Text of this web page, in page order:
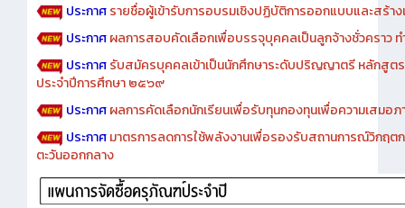
ประกาศผลการสอบคัดเลือกเพื่อบรรจุบุคคลเป็นลูกจ้างชั่วคราว ท
ประกาศรับสมัครบุคคลเข้าเป็นนักศึกษาระดับปริญญาตรี หลักสูต
ประจำปีการศึกษา ๒๕๖๙
ประกาศผลการคัดเลือกนักเรียนเพื่อรับทุนกองทุนเพื่อความเสมอ
ประกาศมาตรการลดการใช้พลังงานเพื่อรองรับสถานการณ์วิกฤ
ตะวันออกกลาง
แผนการจัดซื้อครุภัณฑ์ปีงบประมาณ ๒๕๖๙